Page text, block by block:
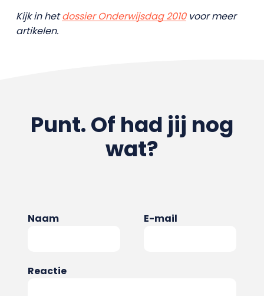
Kijk in hetdossier Onderwijsdag 2010voor meer
artikelen.
Punt. Of had jij nog
wat?
Naam E-mail
Reactie